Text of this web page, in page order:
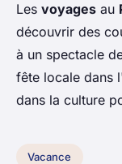
Les voyages au
découvrir des
à un spectacle
fête locale dans
dans la culture
Vacance